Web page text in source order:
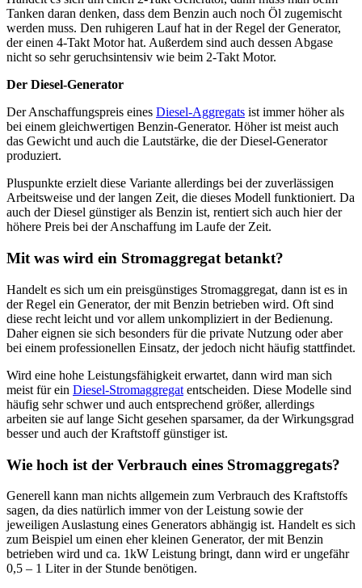
Tanken daran denken, dass dem Benzin auch noch Öl zugemischt
werden muss. Den ruhigeren Lauf hat in der Regel der Generator,
der einen 4-Takt Motor hat. Außerdem sind auch dessen Abgase
nicht so sehr geruchsintensiv wie beim 2-Takt Motor.
Der Diesel-Generator
Der Anschaffungspreis eines Diesel-Aggregats ist immer höher als
bei einem gleichwertigen Benzin-Generator. Höher ist meist auch
das Gewicht und auch die Lautstärke, die der Diesel-Generator
produziert.
Pluspunkte erzielt diese Variante allerdings bei der zuverlässigen
Arbeitsweise und der langen Zeit, die dieses Modell funktioniert. Da
auch der Diesel günstiger als Benzin ist, rentiert sich auch hier der
höhere Preis bei der Anschaffung im Laufe der Zeit.
Mit was wird ein Stromaggregat betankt?
Handelt es sich um ein preisgünstiges Stromaggregat, dann ist es in
der Regel ein Generator, der mit Benzin betrieben wird. Oft sind
diese recht leicht und vor allem unkompliziert in der Bedienung.
Daher eignen sie sich besonders für die private Nutzung oder aber
bei einem professionellen Einsatz, der jedoch nicht häufig stattfindet.
Wird eine hohe Leistungsfähigkeit erwartet, dann wird man sich
meist für ein Diesel-Stromaggregat entscheiden. Diese Modelle sind
häufig sehr schwer und auch entsprechend größer, allerdings
arbeiten sie auf lange Sicht gesehen sparsamer, da der Wirkungsgrad
besser und auch der Kraftstoff günstiger ist.
Wie hoch ist der Verbrauch eines Stromaggregats?
Generell kann man nichts allgemein zum Verbrauch des Kraftstoffs
sagen, da dies natürlich immer von der Leistung sowie der
jeweiligen Auslastung eines Generators abhängig ist. Handelt es sich
zum Beispiel um einen eher kleinen Generator, der mit Benzin
betrieben wird und ca. 1kW Leistung bringt, dann wird er ungefähr
0,5 – 1 Liter in der Stunde benötigen.